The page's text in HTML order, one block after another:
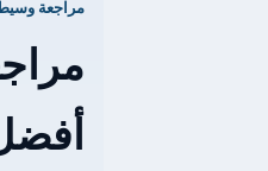
مراجعة